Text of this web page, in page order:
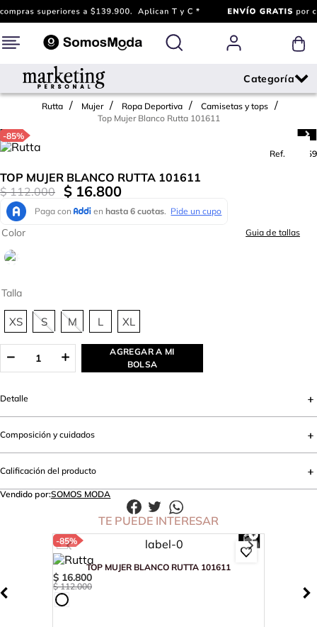
Rutta Mujer Ropa Deportiva
Camisetas y tops
Top Mujer Blanco Rutta 101611
-85%
Ref.
748259
TOP MUJER BLANCO RUTTA 101611
$ 112.000 $ 16.800
Talla
XS S M L XL
Color Guia de tallas
AGREGAR A MI
BOLSA
Detalle
Composición y cuidados
Calificación del producto
Vendido por:SOMOS MODA
TE PUEDE INTERESAR
-85%
TOP MUJER BLANCO RUTTA 101611
$ 16.800
$ 112.000